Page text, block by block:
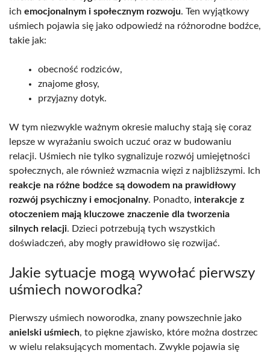
ich emocjonalnym i społecznym rozwoju. Ten wyjątkowy
uśmiech pojawia się jako odpowiedź na różnorodne bodźce,
takie jak:
obecność rodziców,
znajome głosy,
przyjazny dotyk.
W tym niezwykle ważnym okresie maluchy stają się coraz
lepsze w wyrażaniu swoich uczuć oraz w budowaniu
relacji. Uśmiech nie tylko sygnalizuje rozwój umiejętności
społecznych, ale również wzmacnia więzi z najbliższymi. Ich
reakcje na różne bodźce są dowodem na prawidłowy
rozwój psychiczny i emocjonalny. Ponadto, interakcje z
otoczeniem mają kluczowe znaczenie dla tworzenia
silnych relacji. Dzieci potrzebują tych wszystkich
doświadczeń, aby mogły prawidłowo się rozwijać.
Jakie sytuacje mogą wywołać pierwszy
uśmiech noworodka?
Pierwszy uśmiech noworodka, znany powszechnie jako
anielski uśmiech, to piękne zjawisko, które można dostrzec
w wielu relaksujących momentach. Zwykle pojawia się